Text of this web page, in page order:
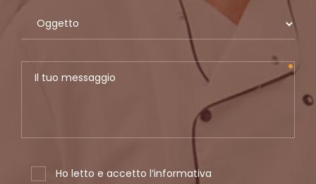
Ho letto e accetto l’informativa